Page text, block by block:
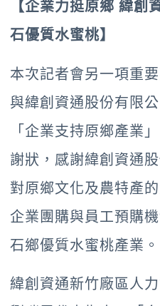
【企業力挺原鄉 緯
石優質水蜜桃】
本次記者會另一項重
與緯創資通股份有限
「企業支持原鄉產業
謝狀，感謝緯創資通
對原鄉文化及農特產
企業團購與員工預購
石鄉優質水蜜桃產業。
緯創資通新竹廠區人